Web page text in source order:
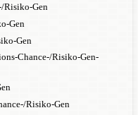
Risiko-Gen
Gen
Gen
Chance-/Risiko-Gen-
Risiko-Gen